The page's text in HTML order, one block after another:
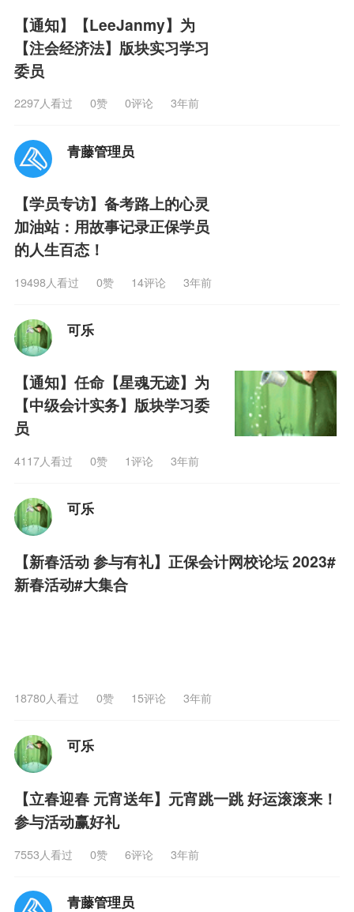
【通知】【LeeJanmy】为
【注会经济法】版块实习学习
委员
2297人看过 0赞 0评论 3年前
青藤管理员
【学员专访】备考路上的心灵
加油站：用故事记录正保学员
的人生百态！
19498人看过 0赞 14评论 3年前
可乐
【通知】任命【星魂无迹】为
【中级会计实务】版块学习委
员
4117人看过 0赞 1评论 3年前
可乐
【新春活动 参与有礼】正保会计网校论坛 2023#
新春活动#大集合
18780人看过 0赞 15评论 3年前
可乐
【立春迎春 元宵送年】元宵跳一跳 好运滚滚来！
参与活动赢好礼
7553人看过 0赞 6评论 3年前
青藤管理员